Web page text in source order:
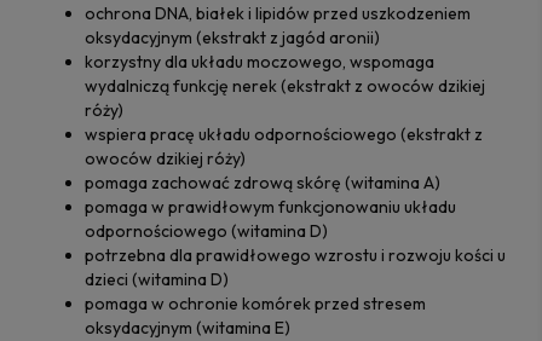
ochrona DNA, białek i lipidów przed uszkodzeniem
oksydacyjnym (ekstrakt z jagód aronii)
korzystny dla układu moczowego, wspomaga
wydalniczą funkcję nerek (ekstrakt z owoców dzikiej
róży)
wspiera pracę układu odpornościowego (ekstrakt z
owoców dzikiej róży)
pomaga zachować zdrową skórę (witamina A)
pomaga w prawidłowym funkcjonowaniu układu
odpornościowego (witamina D)
potrzebna dla prawidłowego wzrostu i rozwoju kości u
dzieci (witamina D)
pomaga w ochronie komórek przed stresem
oksydacyjnym (witamina E)